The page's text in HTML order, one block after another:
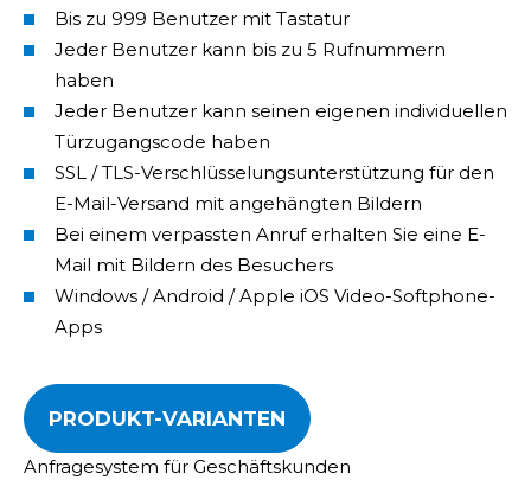
Bis zu 999 Benutzer mit Tastatur
Jeder Benutzer kann bis zu 5 Rufnummern
haben
Jeder Benutzer kann seinen eigenen individuellen
Türzugangscode haben
SSL / TLS-Verschlüsselungsunterstützung für den
E-Mail-Versand mit angehängten Bildern
Bei einem verpassten Anruf erhalten Sie eine E-
Mail mit Bildern des Besuchers
Windows / Android / Apple iOS Video-Softphone-
Apps
PRODUKT-VARIANTEN
Anfragesystem für Geschäftskunden